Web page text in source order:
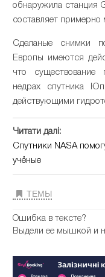
обнаружила станция
составляет примерно
Сделаные снимки
Европы имеются
что существование
недрах спутника
действующими
Читати далі:
Спутники NASA
учёные
ТЕМЫ
Ошибка в тексте?
Выдели ее мышкой и